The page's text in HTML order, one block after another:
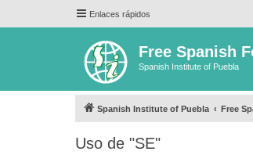
Enlaces rápidos
Free Spanish
Spanish Institute of Puebla
Spanish Institute of Puebla Free
Uso de "SE"